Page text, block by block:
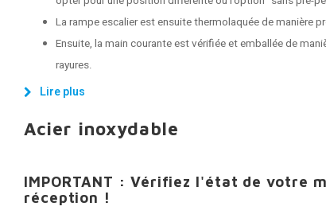
La rampe escalier est ensuite thermolaquée de manière
Ensuite, la main courante est vérifiée et emballée de
rayures.
Lire plus
Acier inoxydable
IMPORTANT : Vérifiez l'état de votre
réception !